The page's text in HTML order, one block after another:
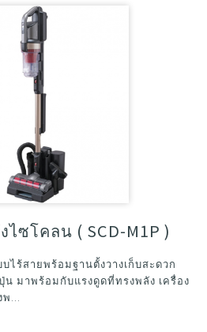
ซโคลน ( SCD-M1P )
ไร้สายพร้อมฐานตั้งวางเก็บสะดวก
มาพร้อมกับแรงดูดที่ทรงพลัง เครื่อง
...